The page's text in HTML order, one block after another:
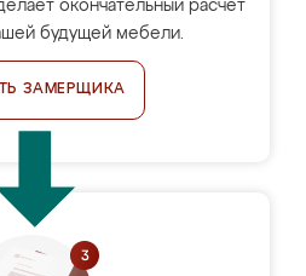
окончательный расчёт
будущей мебели.
ЗАМЕРЩИКА